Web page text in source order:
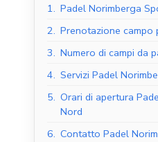
1. Padel Norimberga
2. Prenotazione campo
3. Numero di campi da
4. Servizi Padel
5. Orari di apertura
Nord
6. Contatto Padel